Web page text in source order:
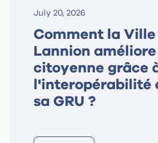
July 20, 2026
Comment la Ville
Lannion
citoyenne grâce
l'interopérabilité
sa GRU ?